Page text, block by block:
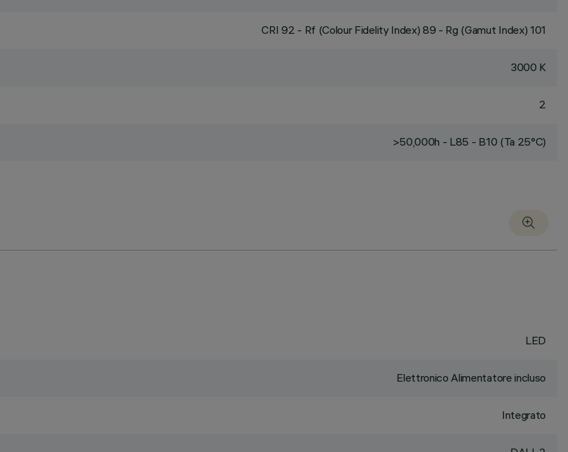
CRI92 - Rf (Colour Fidelity Index) 89 - Rg (Gamut Index) 101
3000 K
2
>50,000h - L85 - B10 (Ta 25°C)
LED
Elettronico Alimentatore incluso
Integrato